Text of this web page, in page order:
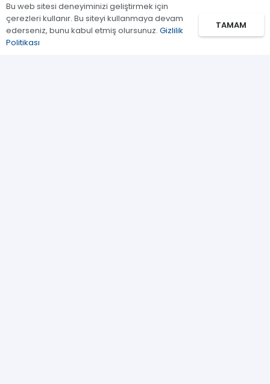
Gaz Kromatografi
Standartlar/Reaktifler
Bu web sitesi deneyiminizi geliştirmek için
çerezleri kullanır. Bu siteyi kullanmaya devam
ederseniz, bunu kabul etmiş olursunuz. Gizlilik
Politikası
TAMAM